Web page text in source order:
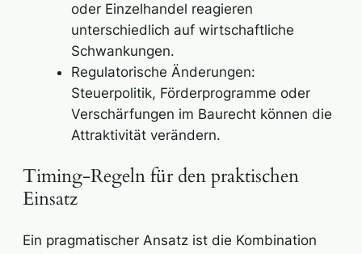
oder Einzelhandel reagieren
unterschiedlich auf wirtschaftliche
Schwankungen.
Regulatorische Änderungen:
Steuerpolitik, Förderprogramme oder
Verschärfungen im Baurecht können die
Attraktivität verändern.
Timing‑Regeln für den praktischen
Einsatz
Ein pragmatischer Ansatz ist die Kombination